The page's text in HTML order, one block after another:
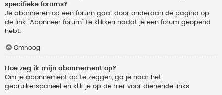
specifieke forums?
Je abonneren op een forum gaat door onderaan de pagina op
de link “Abonneer forum” te klikken nadat je een forum geopend
hebt.
Omhoog
Hoe zeg ik mijn abonnement op?
Om je abonnement op te zeggen, ga je naar het
gebruikerspaneel en klik je op de hier voor dienende links.